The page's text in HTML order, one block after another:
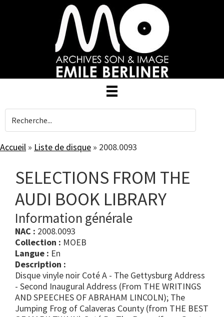
Accueil » Liste de disque » 2008.0093
SELECTIONS FROM THE
AUDI BOOK LIBRARY
Information générale
NAC : 2008.0093
Collection : MOEB
Langue : En
Description :
Disque vinyle noir Coté A - The Gettysburg Address
- Second Inaugural Address (From THE WRITINGS
AND SPEECHES OF ABRAHAM LINCOLN); The
Jumping Frog of Calaveras County (from THE BEST